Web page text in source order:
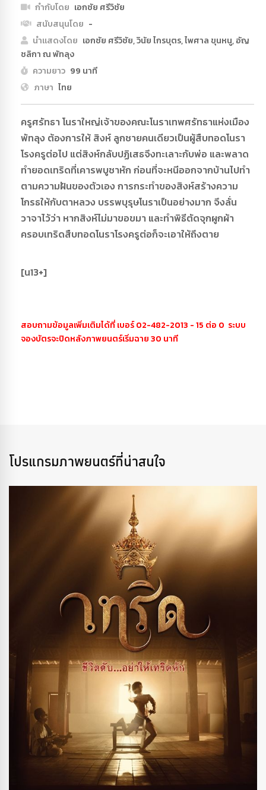
กำกับโดย เอกชัย ศรีวิชัย
สนับสนุนโดย -
นำแสดงโดย เอกชัย ศรีวิชัย, วินัย ไกรบุตร, ไพศาล ขุนหนู, อัญ
ชลิกา ณ พัทลุง
ความยาว 99 นาที
ภาษา ไทย
ครูศรัทธา โนราใหญ่เจ้าของคณะโนราเทพศรัทธาแห่งเมือง
พัทลุง ต้องการให้ สิงห์ ลูกชายคนเดียวเป็นผู้สืบทอดโนรา
โรงครูต่อไป แต่สิงห์กลับปฏิเสธจึงทะเลาะกับพ่อ และพลาด
ทำยอดเทริดที่เคารพบูชาหัก ก่อนที่จะหนีออกจากบ้านไปทำ
ตามความฝันของตัวเอง การกระทำของสิงห์สร้างความ
โกรธให้กับตาหลวง บรรพบุรุษโนราเป็นอย่างมาก จึงลั่น
วาจาไว้ว่า หากสิงห์ไม่มาขอขมา และทำพิธีตัดจุกผูกผ้า
ครอบเทริดสืบทอดโนราโรงครูต่อก็จะเอาให้ถึงตาย
[น13+]
สอบถามข้อมูลเพิ่มเติมได้ที่ เบอร์ 02-482-2013 - 15 ต่อ 0 ระบบ
จองบัตรจะปิดหลังภาพยนตร์เริ่มฉาย 30 นาที
โปรแกรมภาพยนตร์ที่น่าสนใจ